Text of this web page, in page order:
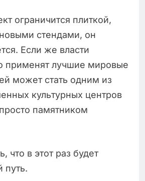
ограничится плиткой,
стендами, он
Если же власти
применят лучшие мировые
может стать одним из
культурных центров
памятником
что в этот раз будет
путь.